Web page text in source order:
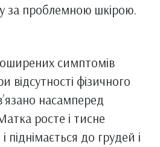
за проблемною шкірою.
симптомів
відсутності фізичного
насамперед
росте і тисне
піднімається до грудей і